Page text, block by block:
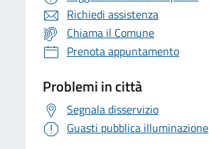
Richiedi assistenza
Chiama il Comune
Prenota appuntamento
Problemi in città
Segnala disservizio
Guasti pubblica illuminazione